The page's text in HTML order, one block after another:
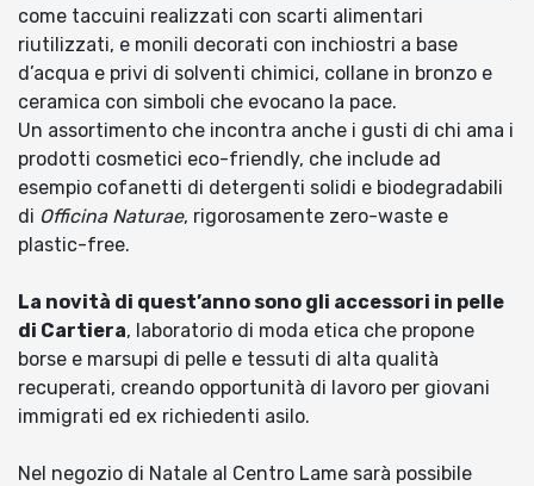
come taccuini realizzati con scarti alimentari
riutilizzati, e monili decorati con inchiostri a base
d’acqua e privi di solventi chimici, collane in bronzo e
ceramica con simboli che evocano la pace.
Un assortimento che incontra anche i gusti di chi ama i
prodotti cosmetici eco-friendly, che include ad
esempio cofanetti di detergenti solidi e biodegradabili
di Officina Naturae, rigorosamente zero-waste e
plastic-free.
La novità di quest’anno sono gli accessori in pelle
di Cartiera, laboratorio di moda etica che propone
borse e marsupi di pelle e tessuti di alta qualità
recuperati, creando opportunità di lavoro per giovani
immigrati ed ex richiedenti asilo.
Nel negozio di Natale al Centro Lame sarà possibile